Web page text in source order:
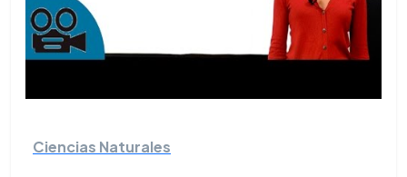
Ciencias Naturales